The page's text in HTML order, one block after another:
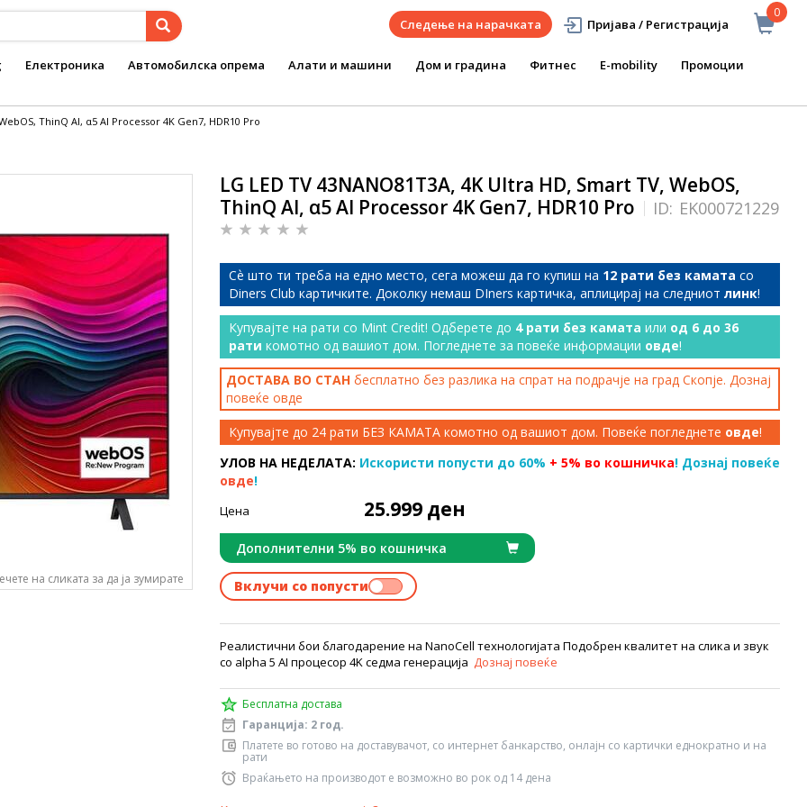
0
Следење на нарачката Пријава / Регистрација
Електроника Автомобилска опрема Алати и машини Дом и градина Фитнес E-mobility Промоции
ThinQ AI, α5 AI Processor 4K Gen7, HDR10 Pro
на сликата за да ја зумирате
LG LED TV 43NANO81T3A, 4K Ultra HD, Smart TV, WebOS,
ThinQ AI, α5 AI Processor 4K Gen7, HDR10 Pro
ID: EK000721229
Сѐ што ти треба на едно место, сега можеш да го купиш на 12 рати без камата со
Diners Club картичките. Доколку немаш DIners картичка, аплицирај на следниот линк!
Купувајте на рати со Mint Credit! Одберете до 4 рати без камата или од 6 до 36
рати комотно од вашиот дом. Погледнете за повеќе информации овде!
ДОСТАВА ВО СТАН бесплатно без разлика на спрат на подрачје на град Скопје. Дознај
повеќе овде
Купувајте до 24 рати БЕЗ КАМАТА комотно од вашиот дом. Повеќе погледнете овде!
УЛОВ НА НЕДЕЛАТА: Искористи попусти до 60% + 5% во кошничка! Дознај повеќе
овде!
Цена 25.999 ден
Дополнителни 5% во кошничка
Вклучи со попусти
Реалистични бои благодарение на NanoCell технологијата Подобрен квалитет на слика и звук
со alpha 5 AI процесор 4K седма генерација Дознај повеќе
Бесплатна достава
Гаранција: 2 год.
Платете во готово на доставувачот, со интернет банкарство, онлајн со картички еднократно и на
рати
Враќањето на производот е возможно во рок од 14 дена